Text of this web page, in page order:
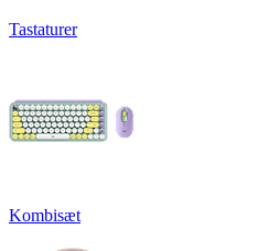
Tastaturer
Kombisæt